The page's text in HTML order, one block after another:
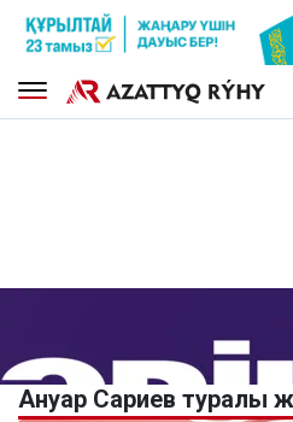
Ануар Сариев туралы